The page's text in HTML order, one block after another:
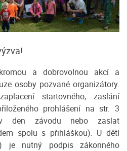
a dobrovolnou akcí a
osoby pozvané organizátory.
startovného, zaslání
prohlášení na str. 3
v den závodu nebo zaslat
spolu s přihláškou). U dětí
je nutný podpis zákonného